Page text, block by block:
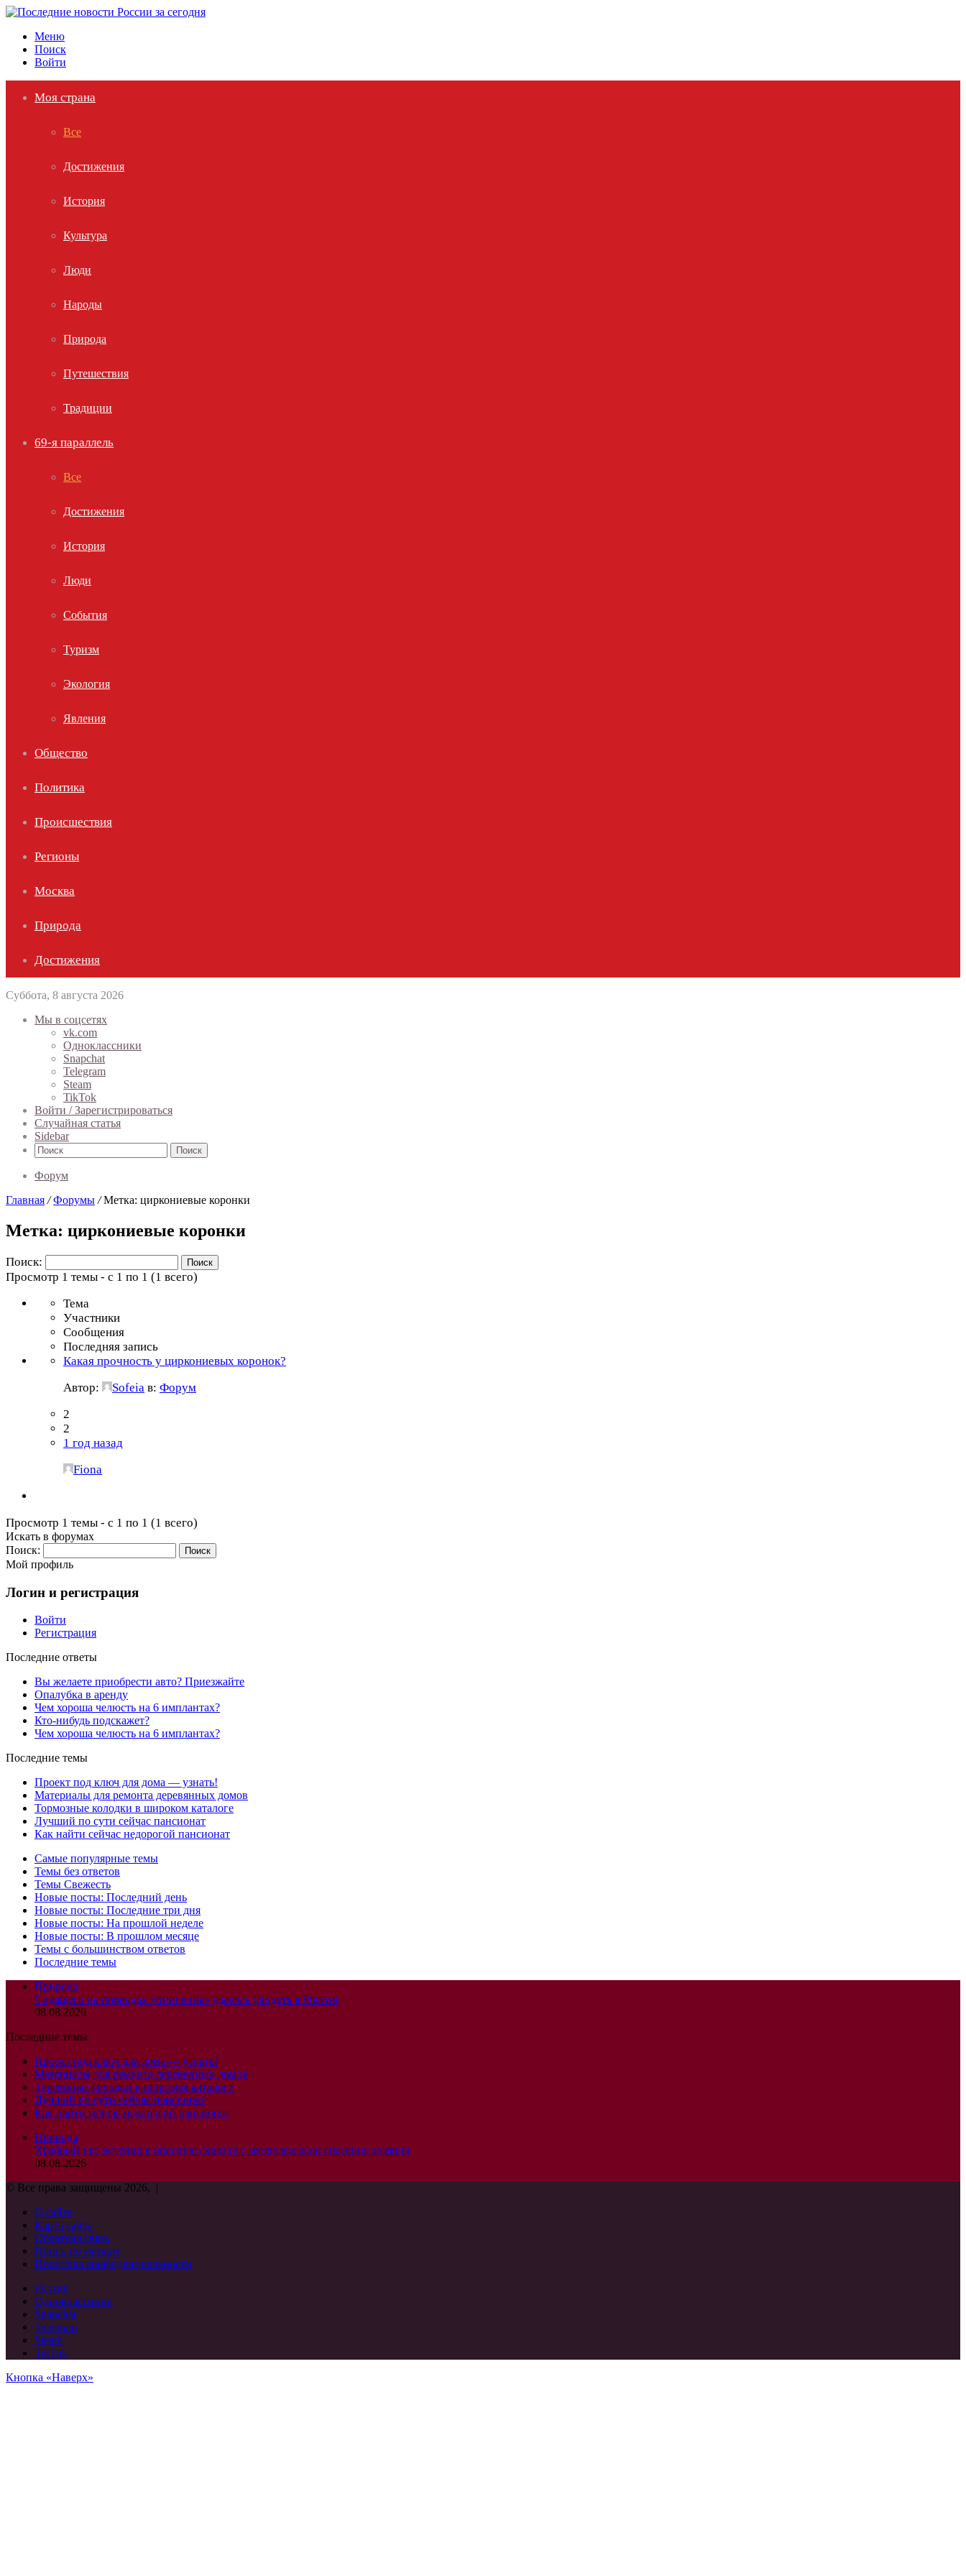
Меню
Поиск
Войти
Моя страна
Все
Достижения
История
Культура
Люди
Народы
Природа
Путешествия
Традиции
69-я параллель
Все
Достижения
История
Люди
События
Туризм
Экология
Явления
Общество
Политика
Происшествия
Регионы
Москва
Природа
Достижения
Суббота, 8 августа 2026
Мы в соцсетях
vk.com
Одноклассники
Snapchat
Telegram
Steam
TikTok
Войти / Зарегистрироваться
Случайная статья
Sidebar
Поиск
Форум
Главная / Форумы / Метка: циркониевые коронки
Метка: циркониевые коронки
Поиск:
Просмотр 1 темы - с 1 по 1 (1 всего)
Тема
Участники
Сообщения
Последняя запись
Какая прочность у циркониевых коронок?
Автор:
Sofeia в: Форум
2
2
1 год назад
Fiona
Просмотр 1 темы - с 1 по 1 (1 всего)
Искать в форумах
Поиск:
Мой профиль
Логин и регистрация
Войти
Регистрация
Последние ответы
Вы желаете приобрести авто? Приезжайте
Опалубка в аренду
Чем хороша челюсть на 6 имплантах?
Кто-нибудь подскажет?
Чем хороша челюсть на 6 имплантах?
Последние темы
Проект под ключ для дома — узнать!
Материалы для ремонта деревянных домов
Тормозные колодки в широком каталоге
Лучший по сути сейчас пансионат
Как найти сейчас недорогой пансионат
Самые популярные темы
Темы без ответов
Темы Свежесть
Новые посты: Последний день
Новые посты: Последние три дня
Новые посты: На прошлой неделе
Новые посты: В прошлом месяце
Темы с большинством ответов
Последние темы
Природа
Сидящего на проводах «пингвина» удалось увидеть в России
08.08.2026
Последние темы
Проект под ключ для дома — узнать!
Материалы для ремонта деревянных домов
Тормозные колодки в широком каталоге
Лучший по сути сейчас пансионат
Как найти сейчас недорогой пансионат
Природа
Храбрый пес вступил в опасную схватку с медведем ради спасения хозяина
08.08.2026
© Все права защищены 2026, |
О сайте
Карта сайта
Обратная связь
Поиск по меткам
Политика конфиденциальности
vk.com
Одноклассники
Snapchat
Telegram
Steam
TikTok
Кнопка «Наверх»